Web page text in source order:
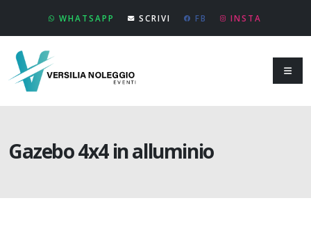
WHATSAPP SCRIVI FB INSTA
Gazebo 4x4 in alluminio